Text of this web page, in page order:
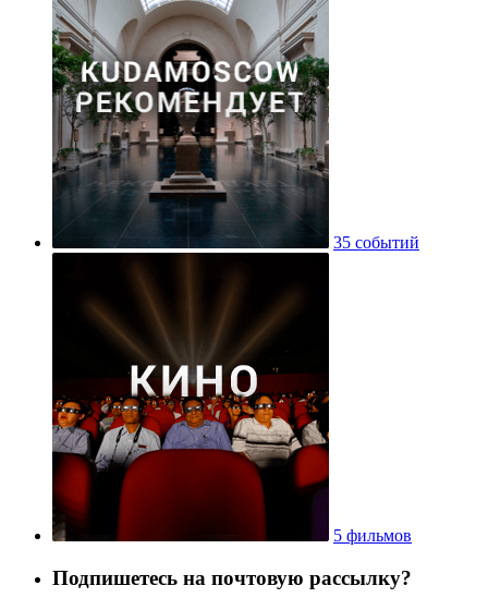
35 событий
5 фильмов
Подпишетесь на почтовую рассылку?